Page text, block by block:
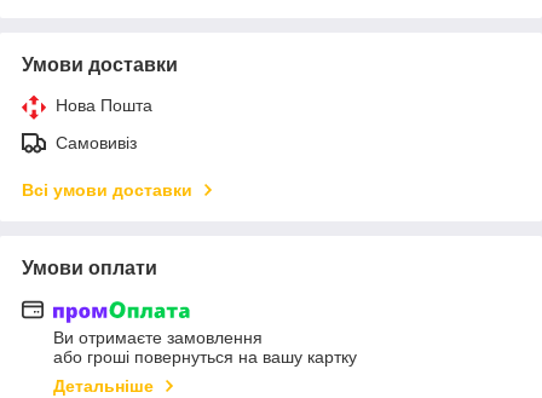
Умови доставки
Нова Пошта
Самовивіз
Всі умови доставки
Умови оплати
Ви отримаєте замовлення
або гроші повернуться на вашу картку
Детальніше